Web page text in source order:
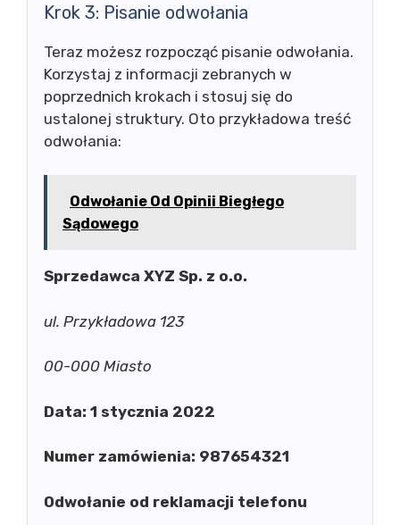
Krok 3: Pisanie odwołania
Teraz możesz rozpocząć pisanie odwołania.
Korzystaj z informacji zebranych w
poprzednich krokach i stosuj się do
ustalonej struktury. Oto przykładowa treść
odwołania:
Odwołanie Od Opinii Biegłego
Sądowego
Sprzedawca XYZ Sp. z o.o.
ul. Przykładowa 123
00-000 Miasto
Data: 1 stycznia 2022
Numer zamówienia: 987654321
Odwołanie od reklamacji telefonu